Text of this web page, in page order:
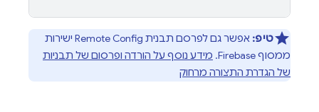
טיפ: אפשר גם לפרסם תבנית Remote Config ישירות
ממסוףFirebase
. מידע נוסף על הורדה ופרסום של תבניות
של הגדרת התצורה מרחוק